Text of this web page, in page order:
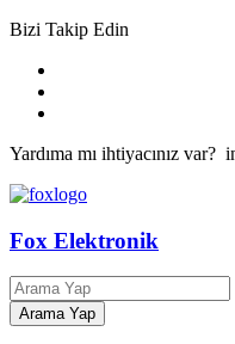
Bizi Takip Edin
Yardıma mı ihtiyacınız
Fox Elektronik